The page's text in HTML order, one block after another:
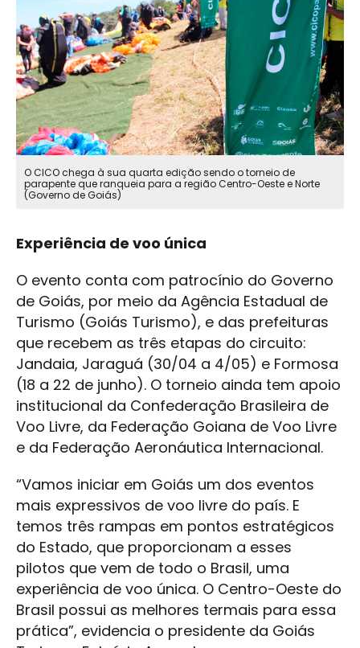
O CICO chega à sua quarta edição sendo o torneio de
parapente que ranqueia para a região Centro-Oeste e Norte
(Governo de Goiás)
Experiência de voo única
O evento conta com patrocínio do Governo
de Goiás, por meio da Agência Estadual de
Turismo (Goiás Turismo), e das prefeituras
que recebem as três etapas do circuito:
Jandaia, Jaraguá (30/04 a 4/05) e Formosa
(18 a 22 de junho). O torneio ainda tem apoio
institucional da Confederação Brasileira de
Voo Livre, da Federação Goiana de Voo Livre
e da Federação Aeronáutica Internacional.
“Vamos iniciar em Goiás um dos eventos
mais expressivos de voo livre do país. E
temos três rampas em pontos estratégicos
do Estado, que proporcionam a esses
pilotos que vem de todo o Brasil, uma
experiência de voo única. O Centro-Oeste do
Brasil possui as melhores termais para essa
prática”, evidencia o presidente da Goiás